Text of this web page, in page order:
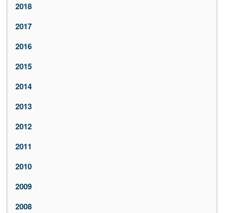
2018
2017
2016
2015
2014
2013
2012
2011
2010
2009
2008